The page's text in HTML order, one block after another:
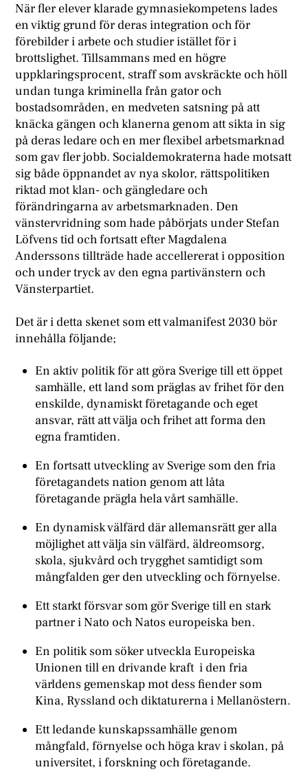
När fler elever klarade gymnasiekompetens lades
en viktig grund för deras integration och för
förebilder i arbete och studier istället för i
brottslighet. Tillsammans med en högre
uppklaringsprocent, straff som avskräckte och höll
undan tunga kriminella från gator och
bostadsområden, en medveten satsning på att
knäcka gängen och klanerna genom att sikta in sig
på deras ledare och en mer flexibel arbetsmarknad
som gav fler jobb. Socialdemokraterna hade motsatt
sig både öppnandet av nya skolor, rättspolitiken
riktad mot klan- och gängledare och
förändringarna av arbetsmarknaden. Den
vänstervridning som hade påbörjats under Stefan
Löfvens tid och fortsatt efter Magdalena
Anderssons tillträde hade accellererat i opposition
och under tryck av den egna partivänstern och
Vänsterpartiet.
Det är i detta skenet som ett valmanifest 2030 bör
innehålla följande;
En aktiv politik för att göra Sverige till ett öppet
samhälle, ett land som präglas av frihet för den
enskilde, dynamiskt företagande och eget
ansvar, rätt att välja och frihet att forma den
egna framtiden.
En fortsatt utveckling av Sverige som den fria
företagandets nation genom att låta
företagande prägla hela vårt samhälle.
En dynamisk välfärd där allemansrätt ger alla
möjlighet att välja sin välfärd, äldreomsorg,
skola, sjukvård och trygghet samtidigt som
mångfalden ger den utveckling och förnyelse.
Ett starkt försvar som gör Sverige till en stark
partner i Nato och Natos europeiska ben.
En politik som söker utveckla Europeiska
Unionen till en drivande kraft i den fria
världens gemenskap mot dess fiender som
Kina, Ryssland och diktaturerna i Mellanöstern.
Ett ledande kunskapssamhälle genom
mångfald, förnyelse och höga krav i skolan, på
universitet, i forskning och företagande.